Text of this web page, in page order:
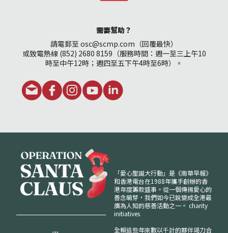
需要幫助？
請電郵至 osc@scmp.com（回覆最快）
或致電熱線 (852) 2680 8159（服務時間：週一至三上午10
時至中午12時；週四至五下午4時至6時）。
「愛心聖誕大行動」是《南華早報》
和香港電台在1988年攜手創辦的香
港年度籌款盛事。從一個傳揚愛心的
善念萌芽，我們如今已銳變成全港最
廣為人知的慈善活動之一。 charity
initiatives
全賴這些年來數以千計的夥伴竭力合